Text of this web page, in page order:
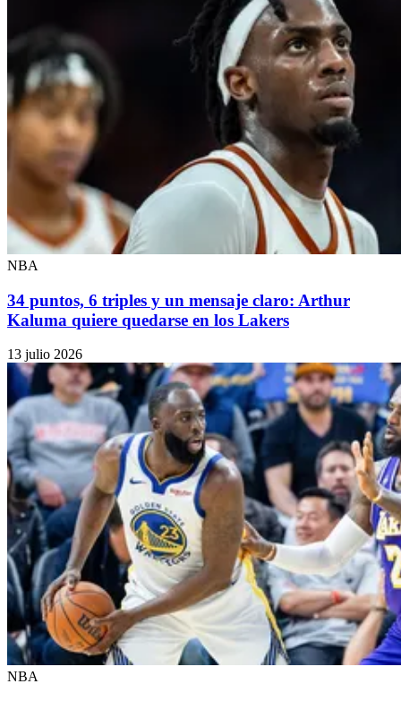
NBA
34 puntos, 6 triples y un mensaje claro: Arthur
Kaluma quiere quedarse en los Lakers
13 julio 2026
NBA